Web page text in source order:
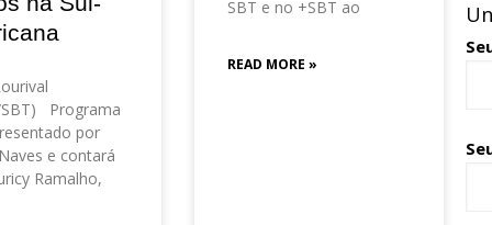
Programa
por
e contará
Ramalho,
SBT e no +SBT ao
READ MORE »